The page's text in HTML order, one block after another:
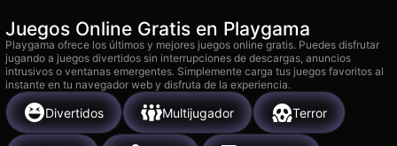
Juegos Online Gratis en Playgama
Playgama ofrece los últimos y mejores juegos online gratis. Puedes disfrutar
jugando a juegos divertidos sin interrupciones de descargas, anuncios
intrusivos o ventanas emergentes. Simplemente carga tus juegos favoritos al
instante en tu navegador web y disfruta de la experiencia.
Divertidos Multijugador Terror